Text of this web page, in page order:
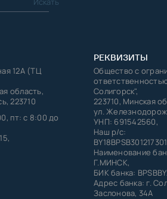
12А (ТЦ
область,
223710
пт: с 8:00 до
РЕКВИЗИТЫ
Общество с
Солигорск",
223710, Минская
ул.
УНП: 691542560,
Наш р/с:
Наименование
Г.МИНСК,
БИК банка:
Адрес банка: г.
Заслонова, 34А